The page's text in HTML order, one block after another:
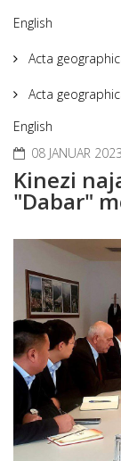
English
Acta
Acta
English
08 JANUAR 2023
Kinezi
"Dabar"